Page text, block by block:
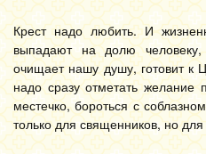
Крест надо любить. И
выпадают на долю
очищает нашу душу, готовит к
надо сразу отметать желание
местечко, бороться с
только для священников, но для